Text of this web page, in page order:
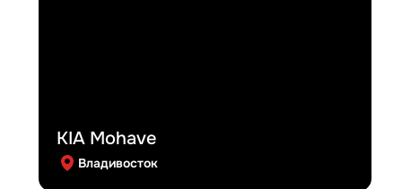
KIA Mohave
Владивосток